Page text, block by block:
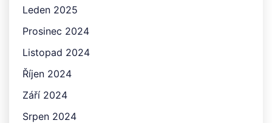
Leden 2025
Prosinec 2024
Listopad 2024
Říjen 2024
Září 2024
Srpen 2024